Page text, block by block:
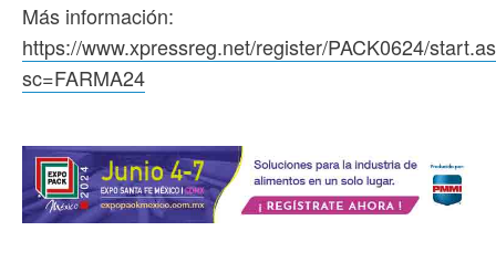
Más información:
https://www.xpressreg.net/register/PACK0624/
sc=FARMA24